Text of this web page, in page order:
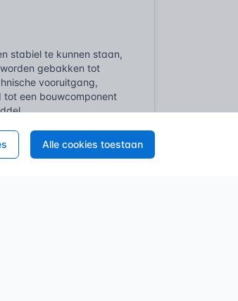
stabiel te kunnen staan,
gebakken tot
vooruitgang,
een bouwcomponent
voor comfort maar ook
en kloosters. De
Alle cookies toestaan